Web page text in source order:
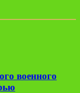
военного